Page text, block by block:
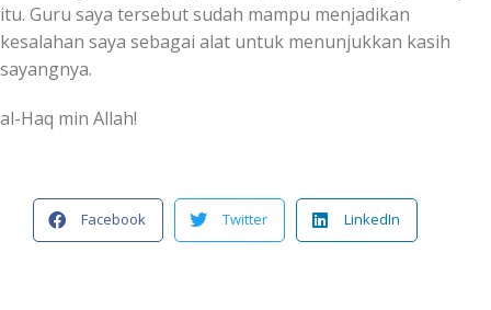
itu. Guru saya tersebut sudah mampu menjadikan
kesalahan saya sebagai alat untuk menunjukkan kasih
sayangnya.
al-Haq min Allah!
Facebook Twitter LinkedIn